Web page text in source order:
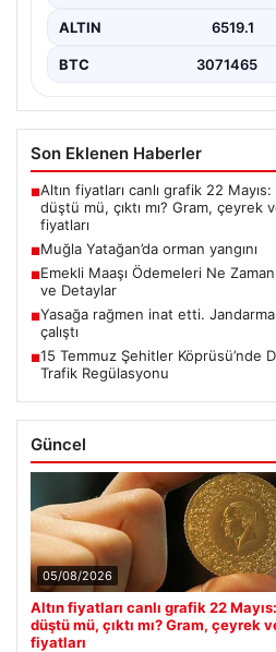
ALTIN 6519.1
BTC 3071465
Son Eklenen Haberler
■Altın fiyatları canlı grafik 22
düştü mü, çıktı mı? Gram, çeyrek
fiyatları
■Muğla Yatağan’da orman yangını
■Emekli Maaşı Ödemeleri Ne
ve Detaylar
■Yasağa rağmen inat etti.
çalıştı
■15 Temmuz Şehitler Köprüsü’nde
Trafik Regülasyonu
Güncel
05/08/2026
Altın fiyatları canlı grafik 22
düştü mü, çıktı mı? Gram, çeyrek
fiyatları